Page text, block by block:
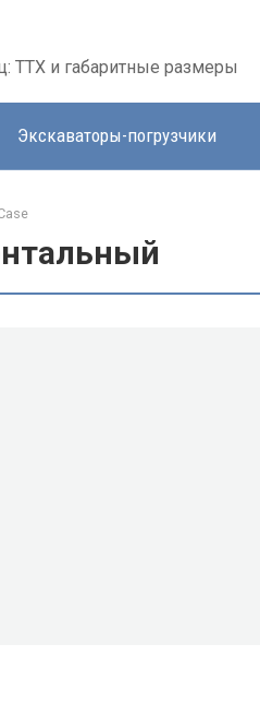
ТТХ и габаритные размеры
Экскаваторы-погрузчики